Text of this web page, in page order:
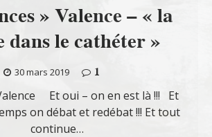
» Valence – « la
dans le cathéter »
30 mars 2019
1
Et oui – on en est là !!! Et
on débat et redébat !!! Et tout
continue…